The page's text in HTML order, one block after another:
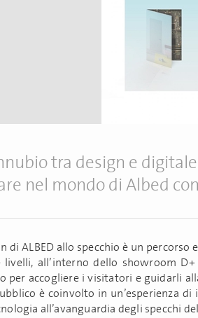
tra design e
nel mondo di Albed
di ALBED allo specchio è un
livelli, all’interno dello showroom
per accogliere i visitatori e guidarli
è coinvolto in un’esperienza
all’avanguardia degli specchi